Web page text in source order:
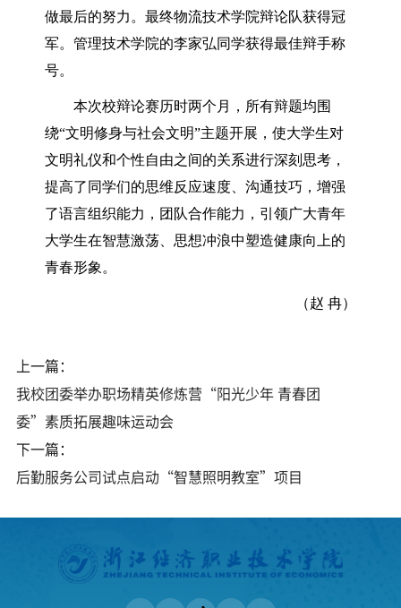
做最后的努力。最终物流技术学院辩论队获得冠
军。管理技术学院的李家弘同学获得最佳辩手称
号。
本次校辩论赛历时两个月，所有辩题均围
绕“文明修身与社会文明”主题开展，使大学生对
文明礼仪和个性自由之间的关系进行深刻思考，
提高了同学们的思维反应速度、沟通技巧，增强
了语言组织能力，团队合作能力，引领广大青年
大学生在智慧激荡、思想冲浪中塑造健康向上的
青春形象。
（赵 冉）
上一篇：
我校团委举办职场精英修炼营​“阳光少年 青春团
委”素质拓展趣味运动会
下一篇：
后勤服务公司试点启动“智慧照明教室”项目